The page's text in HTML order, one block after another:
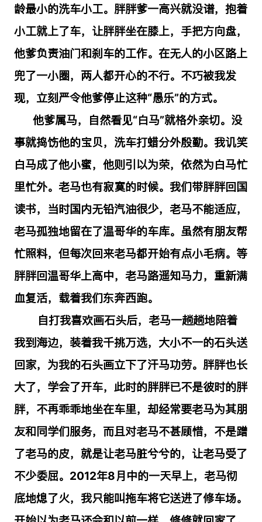
龄最小的洗车小工。胖胖爹一高兴就没谱，抱着
小工就上了车，让胖胖坐在膝上，手把方向盘，
他爹负责油门和刹车的工作。在无人的小区路上
兜了一小圈，两人都开心的不行。不巧被我发
现，立刻严令他爹停止这种“愚乐”的方式。
他爹属马，自然看见“白马”就格外亲切。没
事就捣饬他的宝贝，洗车打蜡分外殷勤。我讥笑
白马成了他小蜜，他则引以为荣，依然为白马忙
里忙外。老马也有寂寞的时候。我们带胖胖回国
读书，当时国内无铅汽油很少，老马不能适应，
老马孤独地留在了温哥华的车库。虽然有朋友帮
忙照料，但每次回来老马都开始有点小毛病。等
胖胖回温哥华上高中，老马路遥知马力，重新满
血复活，载着我们东奔西跑。
自打我喜欢画石头后，老马一趟趟地陪着
我到海边，装着我千挑万选，大小不一的石头送
回家，为我的石头画立下了汗马功劳。胖胖也长
大了，学会了开车，此时的胖胖已不是彼时的胖
胖，不再乖乖地坐在车里，却经常要老马为其朋
友和同学们服务，而且对老马不甚顾惜，不是蹭
了老马的皮，就是让老马脏兮兮的，让老马受了
不少委屈。 2012年8月中的一天早上，老马彻
底地熄了火，我只能叫拖车将它送进了修车场。